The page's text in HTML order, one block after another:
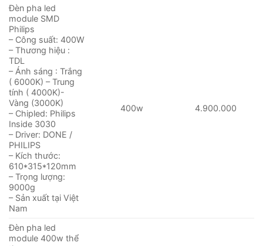
Đèn pha led
module SMD
Philips
– Công suất: 400W
– Thương hiệu :
TDL
– Ánh sáng : Trắng
( 6000K) – Trung
tính ( 4000K)-
Vàng (3000K)
– Chipled: Philips
Inside 3030
– Driver: DONE /
PHILIPS
– Kích thước:
610*315*120mm
– Trọng lượng:
9000g
– Sản xuất tại Việt
Nam
400w 4.900.000
Đèn pha led
module 400w thể